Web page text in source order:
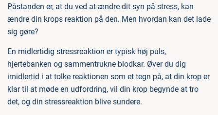
Påstanden er, at du ved at ændre dit syn på stress, kan
ændre din krops reaktion på den. Men hvordan kan det lade
sig gøre?
En midlertidig stressreaktion er typisk høj puls,
hjertebanken og sammentrukne blodkar. Øver du dig
imidlertid i at tolke reaktionen som et tegn på, at din krop er
klar til at møde en udfordring, vil din krop begynde at tro
det, og din stressreaktion blive sundere.